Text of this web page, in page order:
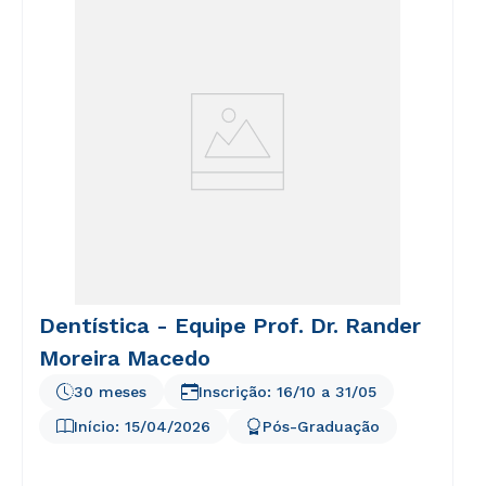
Dentística - Equipe Prof. Dr. Rander
Moreira Macedo
Início: 15/04/2026
30 meses
Pós-Graduação
Inscrição: 16/10 a 31/05